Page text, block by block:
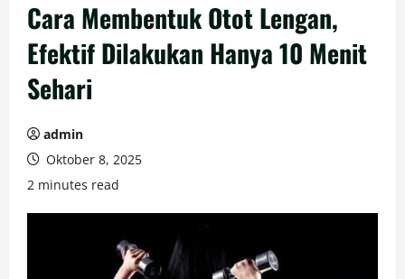
Cara Membentuk Otot Lengan,
Efektif Dilakukan Hanya 10 Menit
Sehari
admin
Oktober 8, 2025
2 minutes read